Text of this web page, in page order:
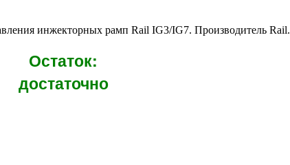
инжекторных рамп Rail IG3/IG7. Производитель Rail.
Остаток:
достаточно